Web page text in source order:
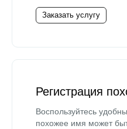
Заказать услугу
Регистрация
Воспользуйтесь
похожее имя может